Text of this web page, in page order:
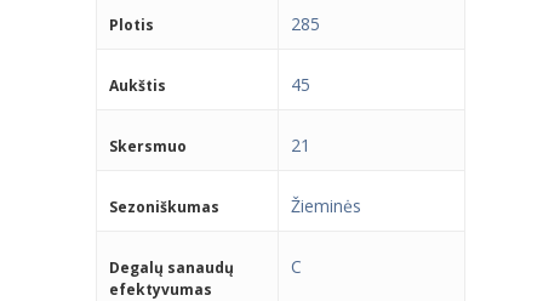
Plotis 285
Aukštis 45
Skersmuo 21
Sezoniškumas Žieminės
Degalų sanaudų
efektyvumas
C